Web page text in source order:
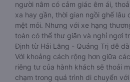
người nằm có cảm giác êm ái,
xa hay gần, thời gian ngồi ghế lâu
mệt mỏi. Nhưng với xe hạng
toàn có thể thư giãn và nghỉ ngơi
Định từ Hải Lăng - Quảng Trị dễ
Với khoảng cách rộng hơn giữa
riêng tư của hành khách sẽ thoải
chạm trong quá trình di chuyển